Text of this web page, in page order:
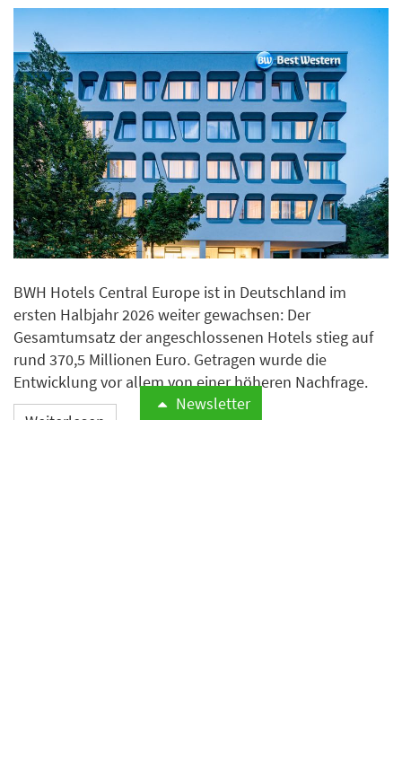
BWH Hotels Central Europe ist in Deutschland im
ersten Halbjahr 2026 weiter gewachsen: Der
Gesamtumsatz der angeschlossenen Hotels stieg auf
rund 370,5 Millionen Euro. Getragen wurde die
Entwicklung vor allem von einer höheren Nachfrage.
Weiterlesen
Newsletter